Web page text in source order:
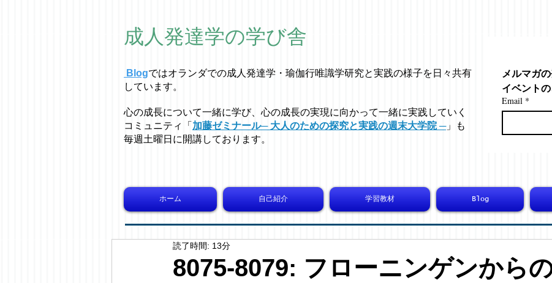
成人発達学の学び舎
Blogではオラ ンダでの成人発達学・ 瑜伽行唯識学研究と実践の様子を日々共有
しています。
心の成長について一緒に学び、心の成長の実現に向かって一緒に実践していく
コミュニティ「 加藤ゼミナール─ 大人のための探究と実践の週末大学院 ─」も
毎週土曜日に開講しております。
メルマガ
イベントの
Email *
ホーム 自己紹介 学習教材 Blog
8075-8079: フローニンゲンから
読了時間: 13分